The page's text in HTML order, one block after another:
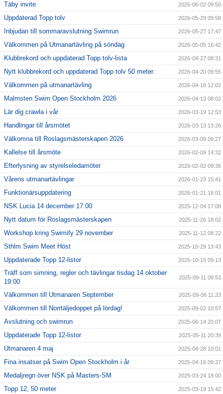
Täby invite 2026-06-02 09:50
Uppdaterad Topp tolv 2026-05-29 09:58
Inbjudan till sommaravslutning Swimrun 2026-05-27 17:47
Välkommen på Utmanartävling på söndag 2026-05-05 16:42
Klubbrekord och uppdaterad Topp tolv-lista 2026-04-27 08:31
Nytt klubbrekord och uppdaterad Topp tolv 50 meter. 2026-04-20 09:55
Välkommen på utmanartävling 2026-04-18 12:02
Malmsten Swim Open Stockholm 2026 2026-04-13 08:02
Lär dig crawla i vår 2026-03-19 12:53
Handlingar till årsmötet 2026-03-13 13:26
Välkomna till Roslagsmästerskapen 2026 2026-03-09 09:27
Kallelse till årsmöte 2026-02-09 14:32
Efterlysning av styrelseledamöter 2026-02-02 09:36
Vårens utmanartävlingar 2026-01-23 15:41
Funktionärsuppdatering 2026-01-21 18:01
NSK Lucia 14 december 17:00 2025-12-04 17:08
Nytt datum för Roslagsmästerskapen 2025-11-26 18:02
Workshop kring Swimify 29 november 2025-11-12 08:22
Sthlm Swim Meet Höst 2025-10-29 13:43
Uppdaterade Topp 12-listor 2025-10-15 09:13
Träff som simning, regler och tävlingar tisdag 14 oktober
19:00
2025-09-11 09:53
Välkommen till Utmanaren September 2025-09-06 11:23
Välkommen till Norrtäljedoppet på lördag! 2025-09-02 10:57
Avslutning och swimrun 2025-06-14 20:07
Uppdaterade Topp 12-listor 2025-05-11 20:39
Utmanaren 4 maj 2025-04-28 10:01
Fina insatser på Swim Open Stockholm i år 2025-04-16 09:27
Medaljregn över NSK på Masters-SM 2025-03-24 18:00
Topp 12, 50 meter 2025-03-19 15:42